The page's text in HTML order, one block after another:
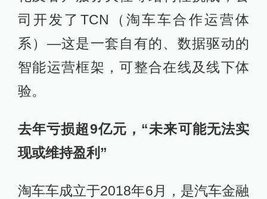
司开发了TCN（淘车车合作运营体
系）—这是一套自有的、数据驱动的
智能运营框架，可整合在线及线下体
验。
去年亏损超9亿元，“未来可能无法实
现或维持盈利”
淘车车成立于2018年6月，是汽车金融